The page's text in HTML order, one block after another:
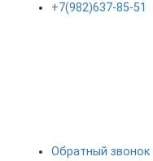
+7(982)637-85-51
Обратный звонок